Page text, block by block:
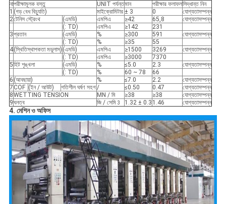
নাপরীক্ষামূলক বস্তু UNIT পর্যন্তমান পরীক্ষার ফলাফলসিদ্ধান্ত নিন
1 (গড় বেধ বিচ্যুতি) মাইক্রোমিটার ± 3 0
যোগ্যতাসম্পন্ন
2টেনিস স্ট্রেংথ (এমডি) এমপিএ ≥42 65,8
যোগ্যতাসম্পন্ন
(: TD)
এমপিএ ≥142
231
3প্রতান (এমডি) % ≥300 591
যোগ্যতাসম্পন্ন
(: TD)
% ≥35
55
4(স্থিতিস্থাপকতা মডুলাস) (এমডি) এমপিএ ≥1500 3269
যোগ্যতাসম্পন্ন
(: TD)
এমপিএ ≥3000
7370
5হিট শৃঙ্খলা (এমডি) % ≤5.0 2.3
যোগ্যতাসম্পন্ন
(: TD)
% 60 ~ 78
66
6 (আবছায়া) % ≤7.0 2.2
যোগ্যতাসম্পন্ন
7 COF (ইন / আউট) গতিশীল ঘর্ষণ সহগ/ ≤0.50 0.47
যোগ্যতাসম্পন্ন
8WETTING TENSION MN / মি ≥38 ≥38
যোগ্যতাসম্পন্ন
9ঘনত্ব জি / সেমি 3 1.32 ± 0.3 1.46 যোগ্যতাসম্পন্ন
4. মেশিন ও অফিস